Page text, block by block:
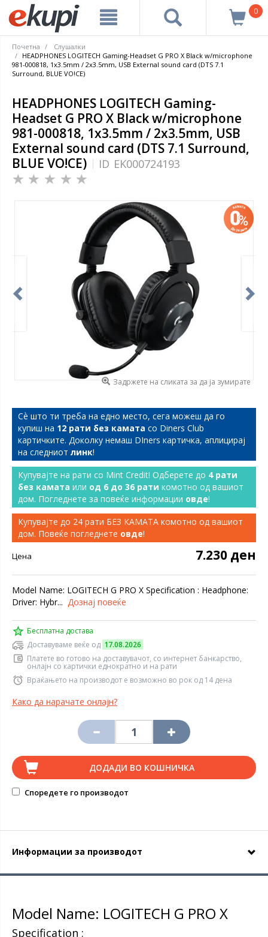
0
Почетна
Слушалки
HEADPHONES LOGITECH Gaming-Headset G PRO X Black w/microphone
981-000818, 1x3.5mm / 2x3.5mm, USB External sound card (DTS 7.1
Surround, BLUE VO!CE)
HEADPHONES LOGITECH Gaming-
Headset G PRO X Black w/microphone
981-000818, 1x3.5mm / 2x3.5mm, USB
External sound card (DTS 7.1 Surround,
BLUE VO!CE)
ID EK000724193
Задржете на сликата за да ја зумирате
Сѐ што ти треба на едно место, сега можеш да го
купиш на 12 рати без камата со Diners Club
картичките. Доколку немаш DIners картичка, аплицирај
на следниот линк!
Купувајте на рати со Mint Credit! Одберете до 4 рати
без камата или од 6 до 36 рати комотно од вашиот
дом. Погледнете за повеќе информации овде!
Купувајте до 24 рати БЕЗ КАМАТА комотно од вашиот
дом. Повеќе погледнете овде!
Цена 7.230 ден
Model Name: LOGITECH G PRO X Specification : Headphone:
Driver: Hybr... Дознај повеќе
Бесплатна достава
Доставуваме веќе од 17.08.2026
Платете во готово на доставувачот, со интернет банкарство,
онлајн со картички еднократно и на рати
Враќањето на производот е возможно во рок од 14 дена
Како да нарачате онлајн?
ДОДАДИ ВО КОШНИЧКА
Споредете го производот
Информации за производот
Model Name: LOGITECH G PRO X
Specification :